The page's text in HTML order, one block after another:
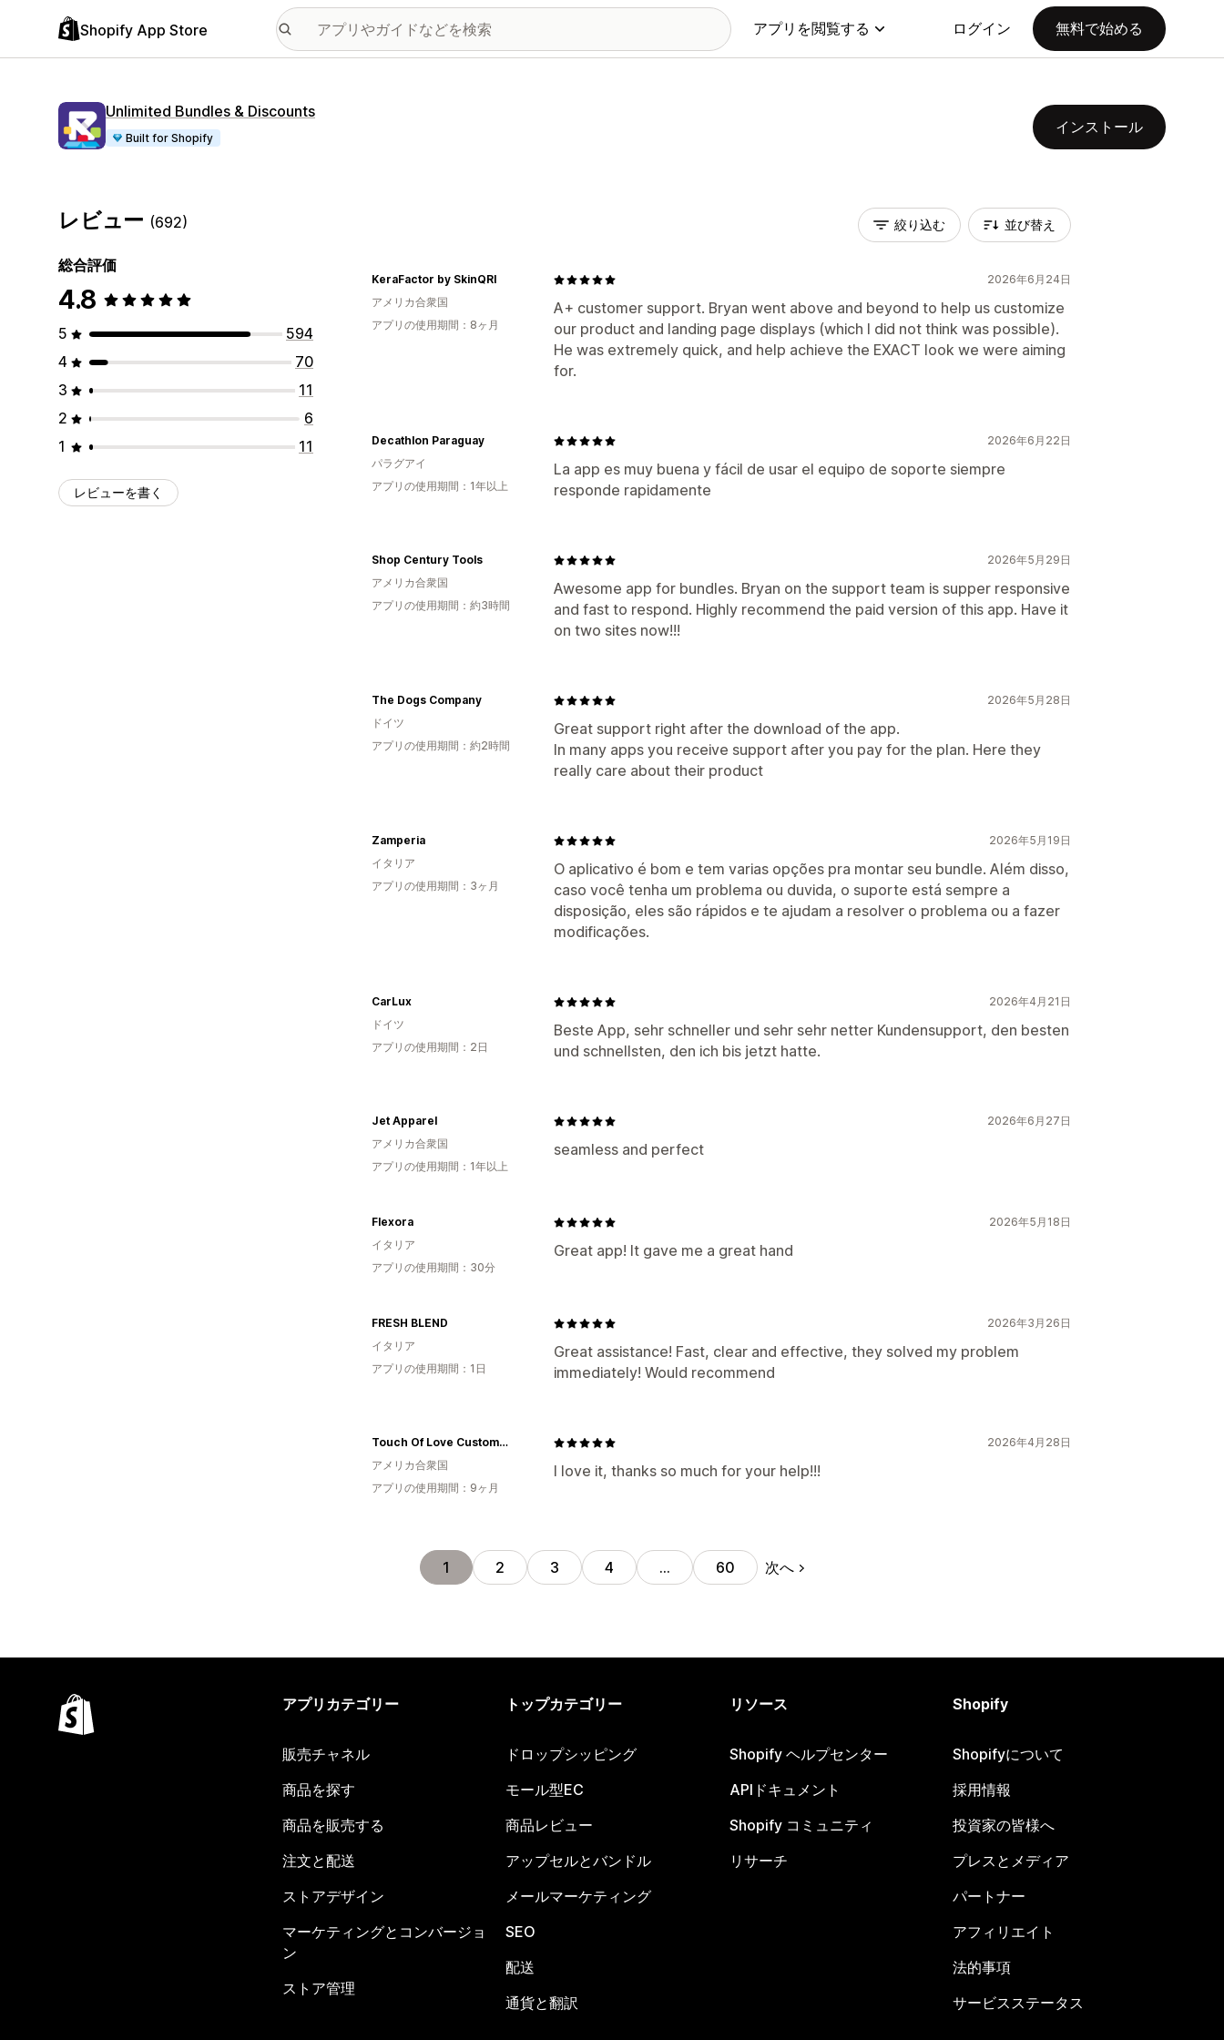
Shopify App Store アプリを閲覧する ログイン 無料で始める
Unlimited Bundles & Discounts
Built for Shopify
インストール
レビュー (692)
総合評価
4.8
5
594
4
70
3
11
2
6
1
11
レビューを書く
絞り込む 並び替え
2026年6月24日
A+ customer support. Bryan went above and beyond to help us customize
our product and landing page displays (which I did not think was possible).
He was extremely quick, and help achieve the EXACT look we were aiming
for.
KeraFactor by SkinQRI
アメリカ合衆国
アプリの使用期間：8ヶ月
2026年6月22日
La app es muy buena y fácil de usar el equipo de soporte siempre
responde rapidamente
Decathlon Paraguay
パラグアイ
アプリの使用期間：1年以上
2026年5月29日
Awesome app for bundles. Bryan on the support team is supper responsive
and fast to respond. Highly recommend the paid version of this app. Have it
on two sites now!!!
Shop Century Tools
アメリカ合衆国
アプリの使用期間：約3時間
2026年5月28日
Great support right after the download of the app.
In many apps you receive support after you pay for the plan. Here they
really care about their product
The Dogs Company
ドイツ
アプリの使用期間：約2時間
2026年5月19日
O aplicativo é bom e tem varias opções pra montar seu bundle. Além disso,
caso você tenha um problema ou duvida, o suporte está sempre a
disposição, eles são rápidos e te ajudam a resolver o problema ou a fazer
modificações.
Zamperia
イタリア
アプリの使用期間：3ヶ月
2026年4月21日
Beste App, sehr schneller und sehr sehr netter Kundensupport, den besten
und schnellsten, den ich bis jetzt hatte.
CarLux
ドイツ
アプリの使用期間：2日
2026年6月27日
seamless and perfect
Jet Apparel
アメリカ合衆国
アプリの使用期間：1年以上
2026年5月18日
Great app! It gave me a great hand
Flexora
イタリア
アプリの使用期間：30分
2026年3月26日
Great assistance! Fast, clear and effective, they solved my problem
immediately! Would recommend
FRESH BLEND
イタリア
アプリの使用期間：1日
2026年4月28日
I love it, thanks so much for your help!!!
Touch Of Love Custom Gifts
アメリカ合衆国
アプリの使用期間：9ヶ月
1 2 3 4 … 60 次へ
アプリカテゴリー
販売チャネル
商品を探す
商品を販売する
注文と配送
ストアデザイン
マーケティングとコンバージョ
ン
ストア管理
トップカテゴリー
ドロップシッピング
モール型EC
商品レビュー
アップセルとバンドル
メールマーケティング
SEO
配送
通貨と翻訳
リソース
Shopify ヘルプセンター
APIドキュメント
Shopify コミュニティ
リサーチ
Shopify
Shopifyについて
採用情報
投資家の皆様へ
プレスとメディア
パートナー
アフィリエイト
法的事項
サービスステータス